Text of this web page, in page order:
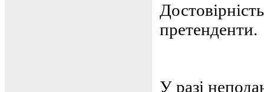
претенденти.
У разі